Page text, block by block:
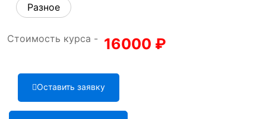
Разное
Стоимость курса - 16000 ₽
Оставить заявку